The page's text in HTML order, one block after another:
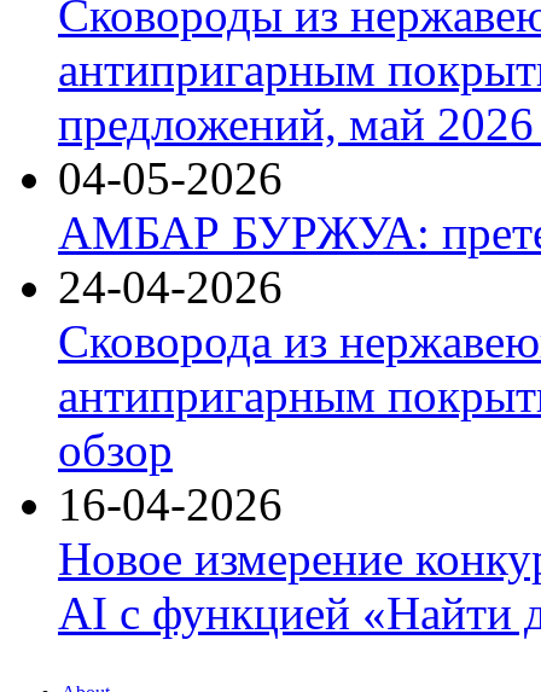
Сковороды из
антипригарным
предложений, май 2026
04-05-2026
АМБАР БУРЖУА:
24-04-2026
Сковорода из
антипригарным
обзор
16-04-2026
Новое измерение
AI с функцией «Найти